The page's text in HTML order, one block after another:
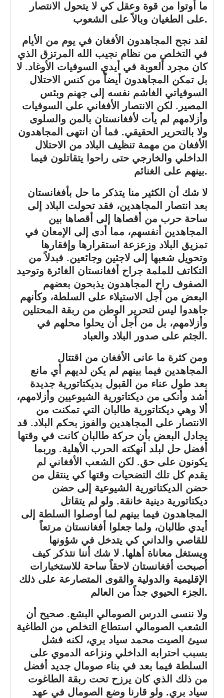
ما أوتوا من قوة وعقل كي لا يتحول الانتصار
على الطغيان وبالاً على الشعوب.
لقد نجح المجاهدون الأفغان في يوم من الأيام
في التخلص من نظام نجيب الله المرتزق الذي
كان مجرد ألعوبة في أيدي السوفيات الأوغاد. لا
بل تمكن المجاهدون أيضاً من كنس الاحتلال
السوفياتي الغاشم نفسه إلى جهنم وبئس
المصير. لكن الانتصار الأفغاني على السوفيات
وأزلامهم لم يأت لأفغانستان بالمن والسلوى
ولا بالتحرير الحقيقي. فما أن انتهى المجاهدون
الأفغان من مهمة تنظيف البلاد من الاحتلال
الداخلي والخارجي حتى راحوا يتقاتلون فيما
بينهم على الغنائم.
لا شك أن الكثير منا يتذكر ما حل بأفغانستان
بعد انتصار المجاهدين، فقد تحولت البلاد إلى
ساحة حرب من أقصاها إلى أقصاها بين
المجاهدين أنفسهم، مما أدى إلى الإمعان في
تمزيق البلاد وزعزعة استقرارها وإفقارها
وتحويل شعبها إلى لاجئين وجائعين. فبدلاً من
التكاتف للملمة جراح أفغانستان الغائرة وتوحيد
الصفوف راح المجاهدون يذبحون بعضهم
البعض من أجل الاستيلاء على السلطة، وكأنهم
جاهدوا ليس لتحرير الوطن من ربقة المحتلين
وأزلامهم، بل من أجل أن يحلوا محلهم في
الجثم على صدور البلاد والعباد.
ومن كثرة ما عانى الأفغان من اقتتال
المجاهدين فيما بينهم لم يكن لديهم أي مانع
بعد طول عناء من القبول بديكتاتورية جديدة
أشد وأنكى من ديكتاتورية الشيوعيين وأزلامهم،
ألا وهي ديكتاتورية طالبان التي تمكنت من
الانتصار على المجاهدين والفوز بحكم البلاد. قد
يجادل البعض بأن حركة طالبان كانت في وقتها
أفضل حل لبلد أنهكته الحرب الأهلية. وربما
يكونون على حق. لكن الشعب الأفغاني لم
يقدم كل تلك التضحيات وقتها كي ينتقل من
حضن الديكتاتورية الشيوعية إلى حضن
ديكتاتورية دينية خانقة. ولو لم يتقاتل
المجاهدون فيما بينهم لما أوصلوا السلطة إلى
أيدي طالبان، ولما جعلوا أفغانستان مرتعاً
للقاصي والداني كي يتدخل في شؤونها
ويستغل معاناة أهلها. لا شك أننا نتذكر كيف
أصبحت أفغانستان لاحقاً ساحة للاستخبارات
الإقليمية والدولية والقوى المتصارعة على ذلك
الجزء الحيوي جداً من العالم.
ولا ننسى الدرس الصومالي البشع. صحيح أن
الشعب الصومالي استطاع التخلص من الطاغية
سيئ الصيت محمد سياد بري، لكنه فشل
بسبب احترابه الداخلي ونزاعه الدموي على
السلطة فيما بعد في بناء صومال جديد أفضل
من ذلك الذي كان يرزح تحت ربقة الطاغوت
سياد بري. ولو قارنا وضع الصومال في عهد